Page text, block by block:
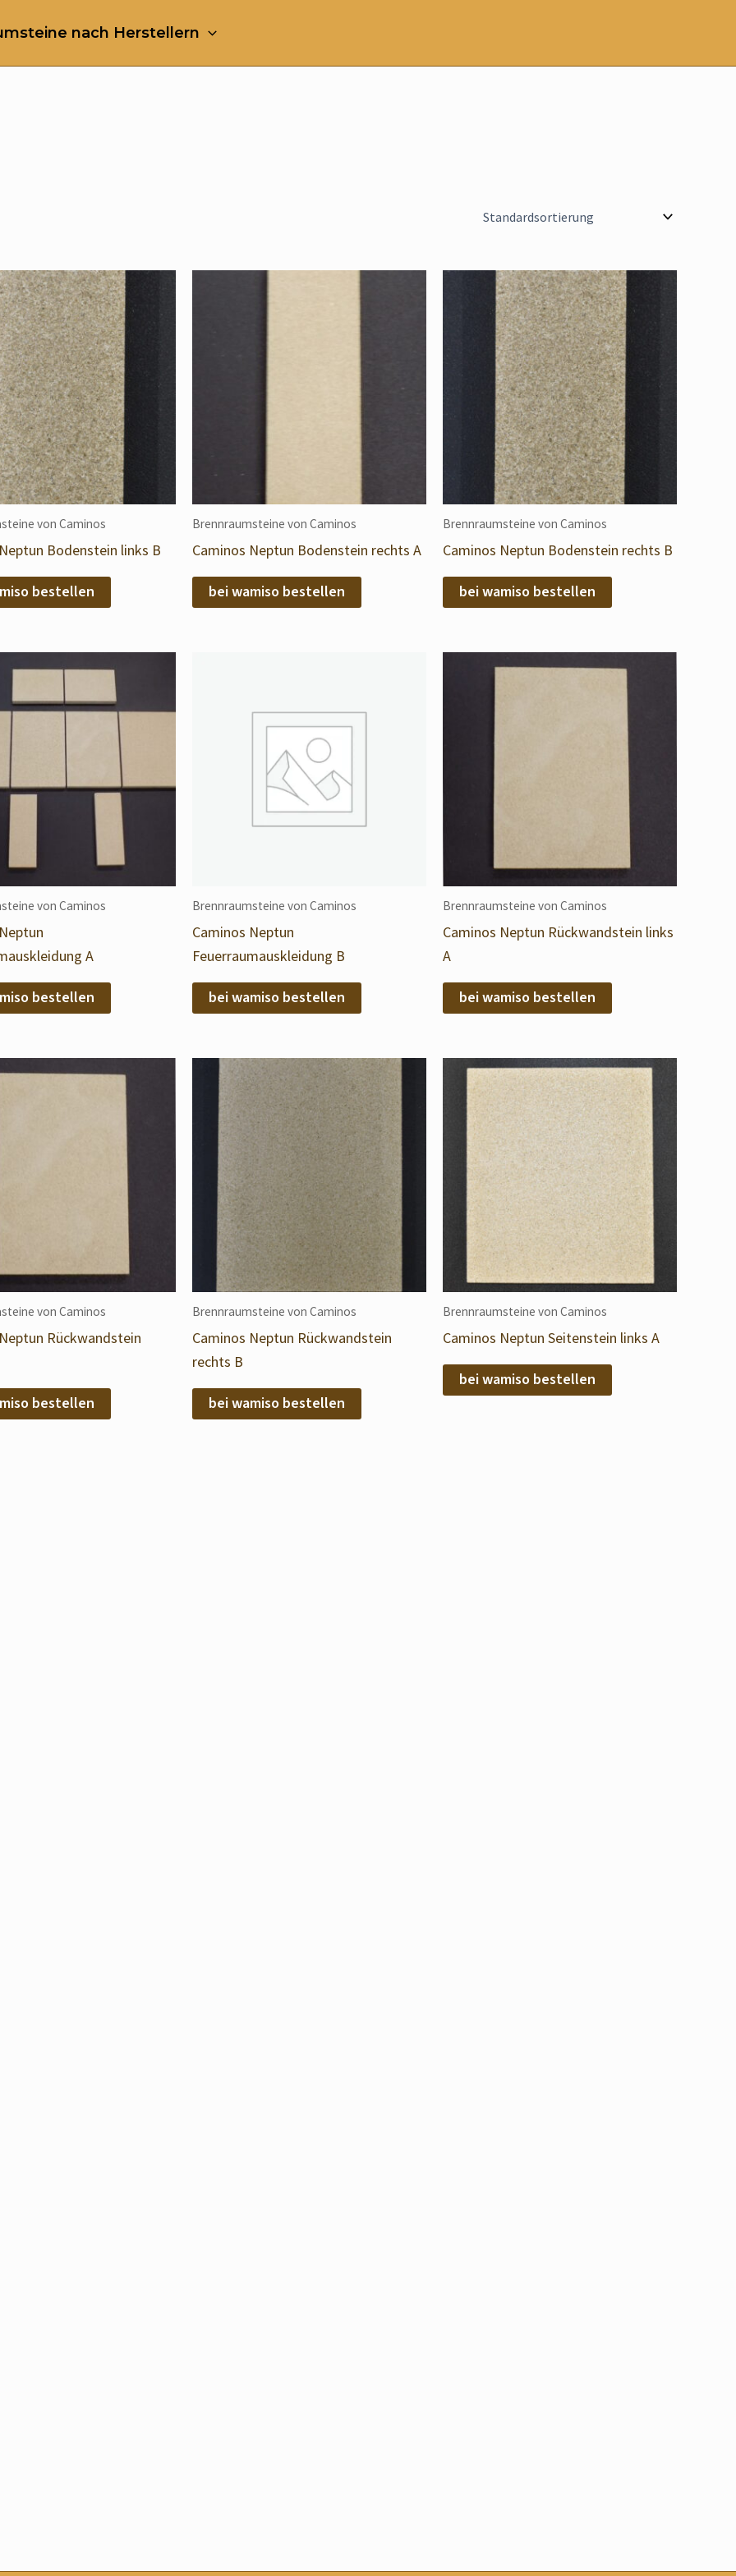
nach Herstellern
von Caminos
Bodenstein links B
bestellen
Brennraumsteine von Caminos
Caminos Neptun Bodenstein rechts A
bei wamiso bestellen
Brennraumsteine von Caminos
Caminos Neptun Bodenstein rechts B
bei wamiso bestellen
von Caminos
A
bestellen
Brennraumsteine von Caminos
Caminos Neptun
Feuerraumauskleidung B
bei wamiso bestellen
Brennraumsteine von Caminos
Caminos Neptun Rückwandstein links
A
bei wamiso bestellen
von Caminos
Rückwandstein
bestellen
Brennraumsteine von Caminos
Caminos Neptun Rückwandstein
rechts B
bei wamiso bestellen
Brennraumsteine von Caminos
Caminos Neptun Seitenstein links A
bei wamiso bestellen